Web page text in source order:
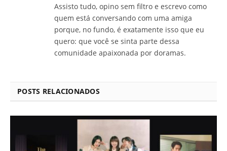
Assisto tudo, opino sem filtro e escrevo como
quem está conversando com uma amiga
porque, no fundo, é exatamente isso que eu
quero: que você se sinta parte dessa
comunidade apaixonada por doramas.
POSTS RELACIONADOS